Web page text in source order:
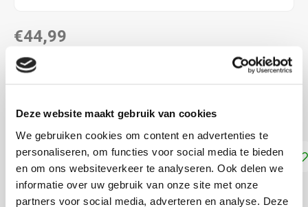
Deze website maakt gebruik van cookies
We gebruiken cookies om content en advertenties te
personaliseren, om functies voor social media te bieden
en om ons websiteverkeer te analyseren. Ook delen we
informatie over uw gebruik van onze site met onze
partners voor social media, adverteren en analyse. Deze
€44,99
DIRECT LEVERBAAR
telpatroonLees meer
Toevoegen aan winkelwagen